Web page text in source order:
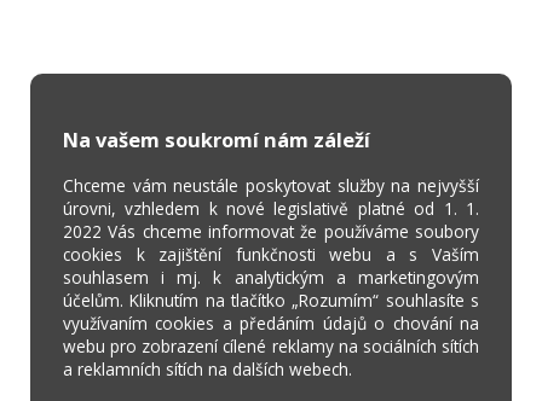
Na vašem soukromí nám záleží
Chceme vám neustále poskytovat služby na nejvyšší
úrovni, vzhledem k nové legislativě platné od 1. 1.
2022 Vás chceme informovat že používáme soubory
cookies k zajištění funkčnosti webu a s Vaším
souhlasem i mj. k analytickým a marketingovým
účelům. Kliknutím na tlačítko „Rozumím“ souhlasíte s
využívaním cookies a předáním údajů o chování na
webu pro zobrazení cílené reklamy na sociálních sítích
a reklamních sítích na dalších webech.